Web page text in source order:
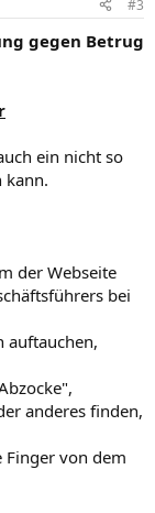
#3
gegen Betrug
ein nicht so
kann.
der Webseite
bei
auftauchen,
anderes finden,
Finger von dem